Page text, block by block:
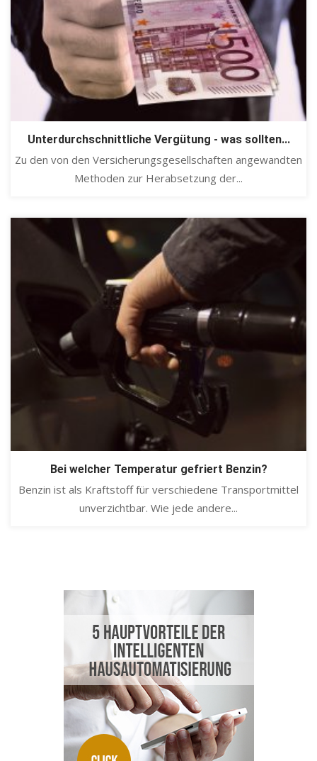
Unterdurchschnittliche Vergütung - was sollten...
Zu den von den Versicherungsgesellschaften angewandten
Methoden zur Herabsetzung der...
Bei welcher Temperatur gefriert Benzin?
Benzin ist als Kraftstoff für verschiedene Transportmittel
unverzichtbar. Wie jede andere...